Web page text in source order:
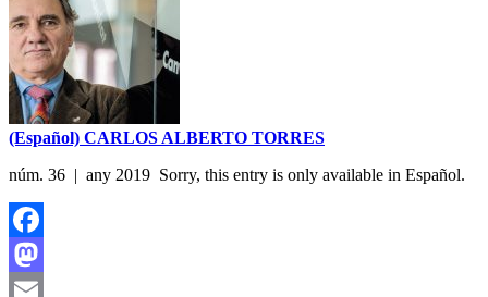
(Español) CARLOS ALBERTO TORRES
núm. 36 | any 2019 Sorry, this entry is only available in Español.
Facebook
Mastodon